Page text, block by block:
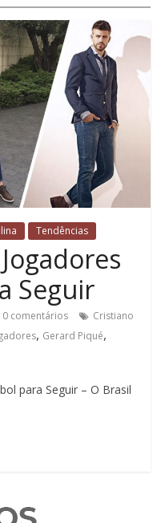
Tendências
Seguir
0 comentários
Cristiano
, Gerard Piqué,
para Seguir – O Brasil